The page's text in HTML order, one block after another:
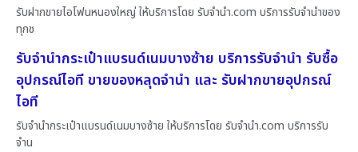
รับฝากขายไอโฟนหนองใหญ่ ให้บริการโดย รับจํานํา.com บริการรับจำนำของ
ทุกช
รับจำนำกระเป๋าแบรนด์เนมบางซ้าย บริการรับจำนำ รับซื้อ
อุปกรณ์ไอที ขายของหลุดจำนำ และ รับฝากขายอุปกรณ์
ไอที
รับจำนำกระเป๋าแบรนด์เนมบางซ้าย ให้บริการโดย รับจํานํา.com บริการรับ
จำน